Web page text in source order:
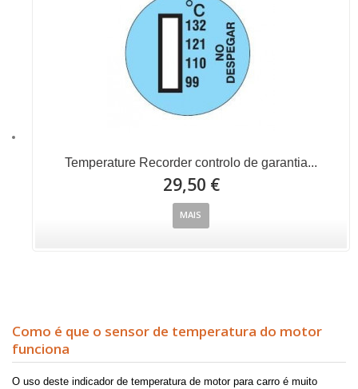
Temperature Recorder controlo de garantia...
29,50 €
MAIS
Como é que o sensor de temperatura do motor
funciona
O uso deste indicador de temperatura de motor para carro é muito